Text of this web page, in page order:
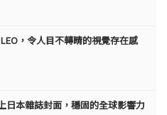
LEO，令人目不轉睛的視覺存在感
日本雜誌封面，穩固的全球影響力